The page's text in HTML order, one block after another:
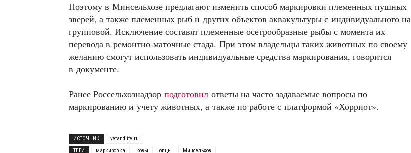
Поэтому в Минсельхозе предлагают изменить способ маркировки племенных пушных
зверей, а также племенных рыб и других объектов аквакультуры с индивидуального на
групповой. Исключение составят племенные осетрообразные рыбы с момента их
перевода в ремонтно-маточные стада. При этом владельцы таких животных по своему
желанию смогут использовать индивидуальные средства маркирования, говорится
в документе.
Ранее Россельхознадзор подготовил ответы на часто задаваемые вопросы по
маркированию и учету животных, а также по работе с платформой «Хорриот».
ИСТОЧНИК
vetandlife.ru
ТЕГИ
маркировка козы овцы Минсельхоз